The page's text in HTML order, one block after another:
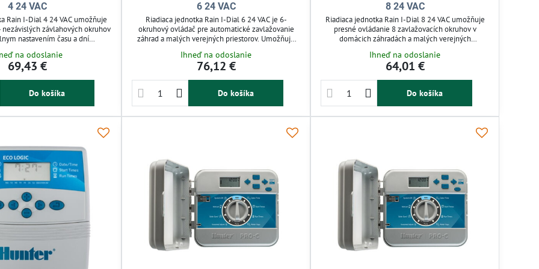
4 24 VAC
Rain I-Dial 4 24 VAC umožňuje
nezávislých závlahových okruhov
nastavením času a dní
podporuje pripojenie dažďového
Jednoduché programovanie cez
a úsporné zavlažovanie.
na odoslanie
69,43 €
Do košíka
6 24 VAC
Riadiaca jednotka Rain I-Dial 6 24 VAC je 6-
okruhový ovládač pre automatické zavlažovanie
záhrad a malých verejných priestorov. Umožňuje
v rámci 4 programov. Ovláda elektromagnetické
ventily na 24 V a podporuje pripojenie dažďového
vďaka zálohe na batérie. Jednoduché
programovanie a spoľahlivý chod...
Ihneď na odoslanie
76,12 €
Do košíka
8 24 VAC
Riadiaca jednotka Rain I-Dial 8 24 VAC umožňuje
presné ovládanie 8 zavlažovacích okruhov v
domácich záhradách a malých verejných
a podsvietený LCD displej zjednodušujú nastavenie
a monitorovanie. Podpora dažďového senzora a
Napájanie 24 V a ochrana pamäte zabezpečujú
spoľahlivú prevádzku.
Ihneď na odoslanie
64,01 €
Do košíka